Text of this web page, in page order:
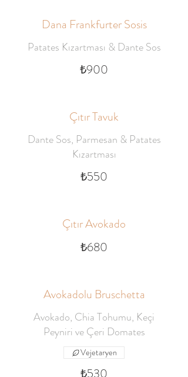
Dana Frankfurter Sosis
Patates Kızartması & Dante Sos
₺900
Çıtır Tavuk
Dante Sos, Parmesan & Patates
Kızartması
₺550
Çıtır Avokado
₺680
Avokadolu Bruschetta
Avokado, Chia Tohumu, Keçi
Peyniri ve Çeri Domates
Vejetaryen